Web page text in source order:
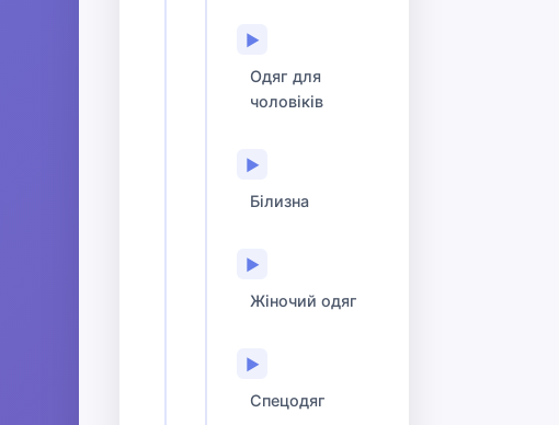
▶
Одяг для
чоловіків
▶
Білизна
▶
Жіночий одяг
▶
Спецодяг